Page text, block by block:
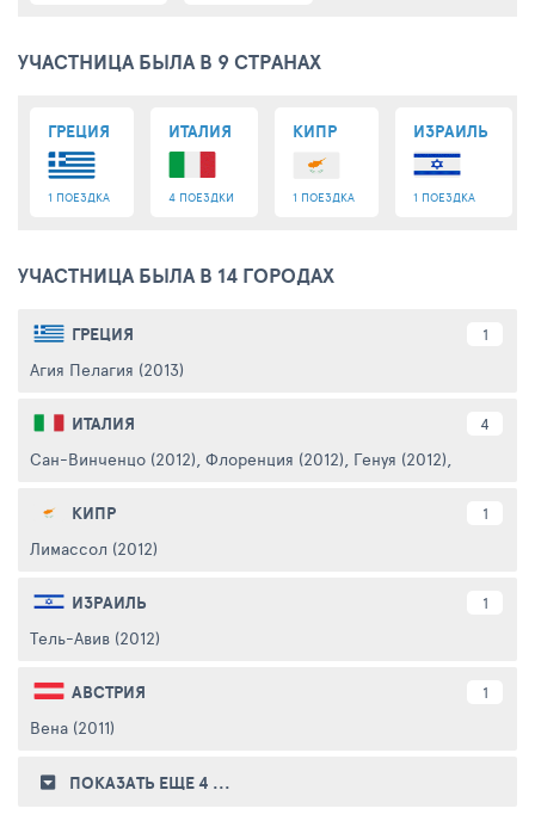
УЧАСТНИЦА БЫЛА В 9 СТРАНАХ
ГРЕЦИЯ
1 ПОЕЗДКА
ИТАЛИЯ
4 ПОЕЗДКИ
КИПР
1 ПОЕЗДКА
ИЗРАИЛЬ
1 ПОЕЗДКА
УЧАСТНИЦА БЫЛА В 14 ГОРОДАХ
ГРЕЦИЯ 1
Агия Пелагия (2013)
ИТАЛИЯ 4
Сан-Винченцо (2012), Флоренция (2012), Генуя (2012),
КИПР 1
Лимассол (2012)
ИЗРАИЛЬ 1
Тель-Авив (2012)
АВСТРИЯ 1
Вена (2011)
ПОКАЗАТЬ ЕЩЕ 4 ...